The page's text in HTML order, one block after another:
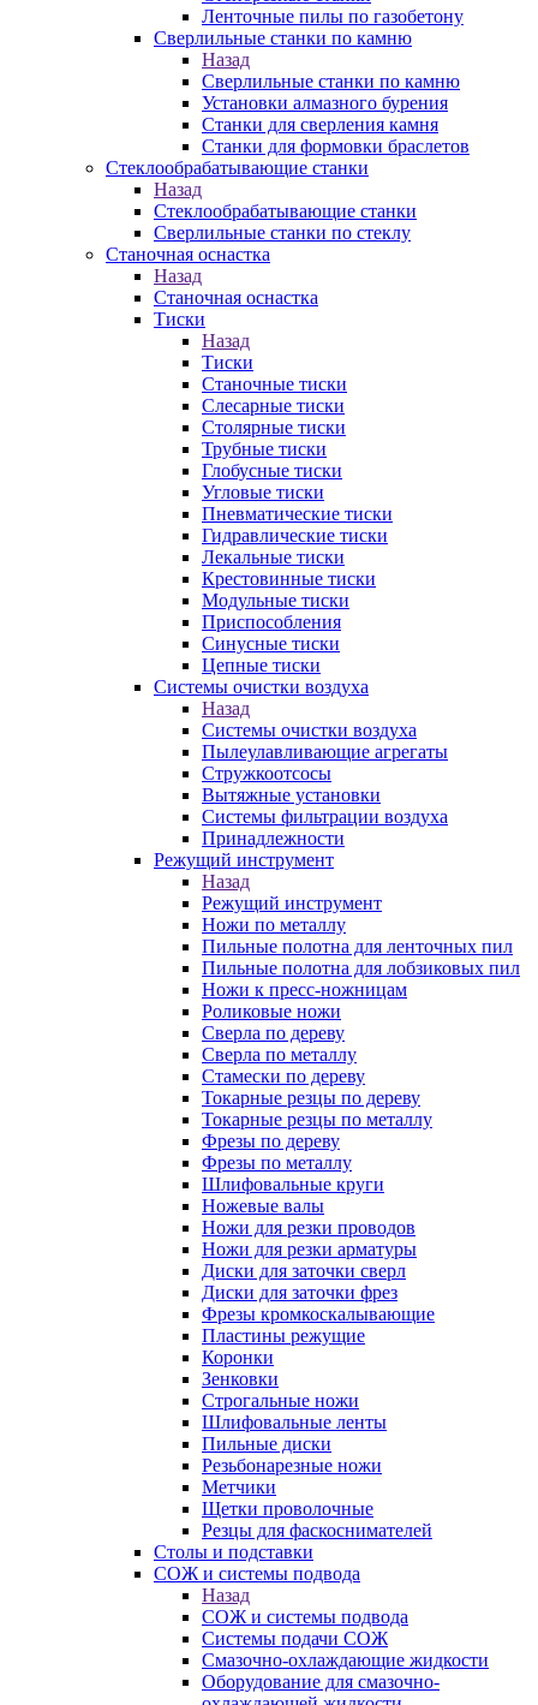
Ленточные пилы по газобетону
Сверлильные станки по камню
Назад
Сверлильные станки по камню
Установки алмазного бурения
Станки для сверления камня
Станки для формовки браслетов
Стеклообрабатывающие станки
Назад
Стеклообрабатывающие станки
Сверлильные станки по стеклу
Станочная оснастка
Назад
Станочная оснастка
Тиски
Назад
Тиски
Станочные тиски
Слесарные тиски
Столярные тиски
Трубные тиски
Глобусные тиски
Угловые тиски
Пневматические тиски
Гидравлические тиски
Лекальные тиски
Крестовинные тиски
Модульные тиски
Приспособления
Синусные тиски
Цепные тиски
Системы очистки воздуха
Назад
Системы очистки воздуха
Пылеулавливающие агрегаты
Стружкоотсосы
Вытяжные установки
Системы фильтрации воздуха
Принадлежности
Режущий инструмент
Назад
Режущий инструмент
Ножи по металлу
Пильные полотна для ленточных пил
Пильные полотна для лобзиковых пил
Ножи к пресс-ножницам
Роликовые ножи
Сверла по дереву
Сверла по металлу
Стамески по дереву
Токарные резцы по дереву
Токарные резцы по металлу
Фрезы по дереву
Фрезы по металлу
Шлифовальные круги
Ножевые валы
Ножи для резки проводов
Ножи для резки арматуры
Диски для заточки сверл
Диски для заточки фрез
Фрезы кромкоскалывающие
Пластины режущие
Коронки
Зенковки
Строгальные ножи
Шлифовальные ленты
Пильные диски
Резьбонарезные ножи
Метчики
Щетки проволочные
Резцы для фаскоснимателей
Столы и подставки
СОЖ и системы подвода
Назад
СОЖ и системы подвода
Системы подачи СОЖ
Смазочно-охлаждающие жидкости
Оборудование для смазочно-